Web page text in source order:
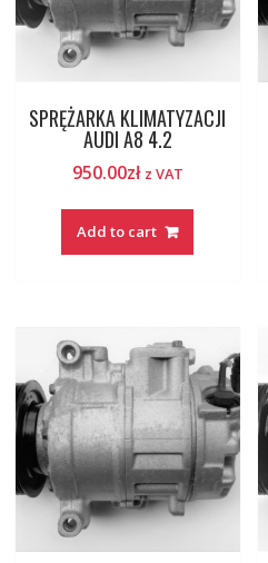
SPRĘŻARKA KLIMATYZACJI
AUDI A8 4.2
950.00zł z VAT
Add to cart